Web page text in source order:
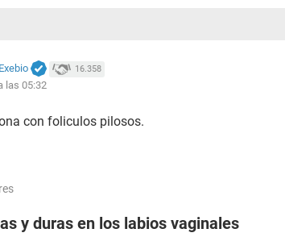
16.358
las 05:32
con foliculos pilosos.
y duras en los labios vaginales